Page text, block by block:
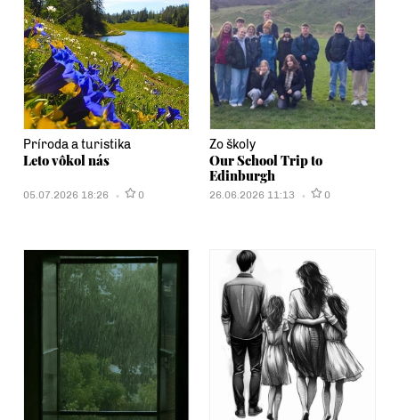
Príroda a turistika
Leto vôkol nás
05.07.2026 18:26 0
Zo školy
Our School Trip to
Edinburgh
26.06.2026 11:13 0